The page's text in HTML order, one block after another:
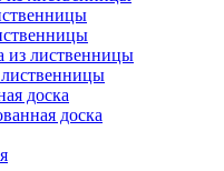
из лиственницы
доска
доска